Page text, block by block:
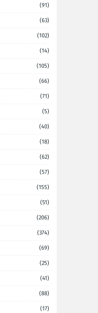
(91)
(63)
(102)
(14)
(105)
(66)
(71)
(5)
(40)
(18)
(62)
(57)
(155)
(51)
(206)
(374)
(69)
(25)
(41)
(88)
(17)